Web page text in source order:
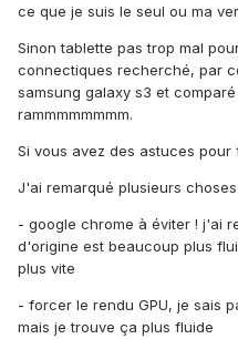
ce que je suis le seul ou ma
Sinon tablette pas trop mal
connectiques recherché, par
samsung galaxy s3 et
rammmmmmmm.
Si vous avez des astuces
J'ai remarqué plusieurs
- google chrome à éviter ! j'ai
d'origine est beaucoup plus
plus vite
- forcer le rendu GPU, je sais
mais je trouve ça plus fluide